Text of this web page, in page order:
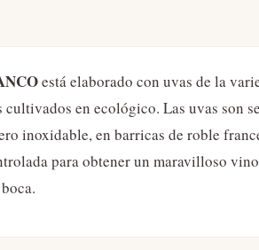
está elaborado con uvas de la
en ecológico. Las uvas son
inoxidable, en barricas de roble
para obtener un maravilloso